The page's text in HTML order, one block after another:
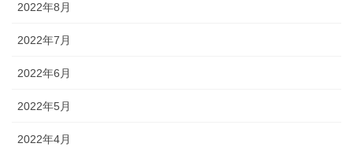
2022年8月
2022年7月
2022年6月
2022年5月
2022年4月